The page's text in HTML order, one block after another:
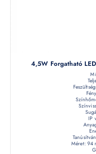
4,5W Forgatható
IP
Méret: 94